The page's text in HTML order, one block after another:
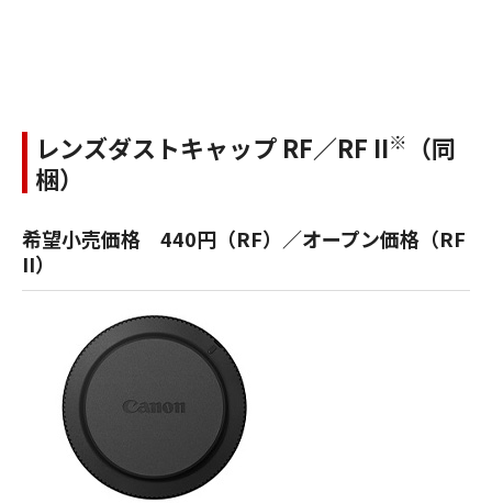
レンズダストキャップ RF／RF II※
（同
梱）
希望小売価格 440円（RF）／オープン価格（RF
II）